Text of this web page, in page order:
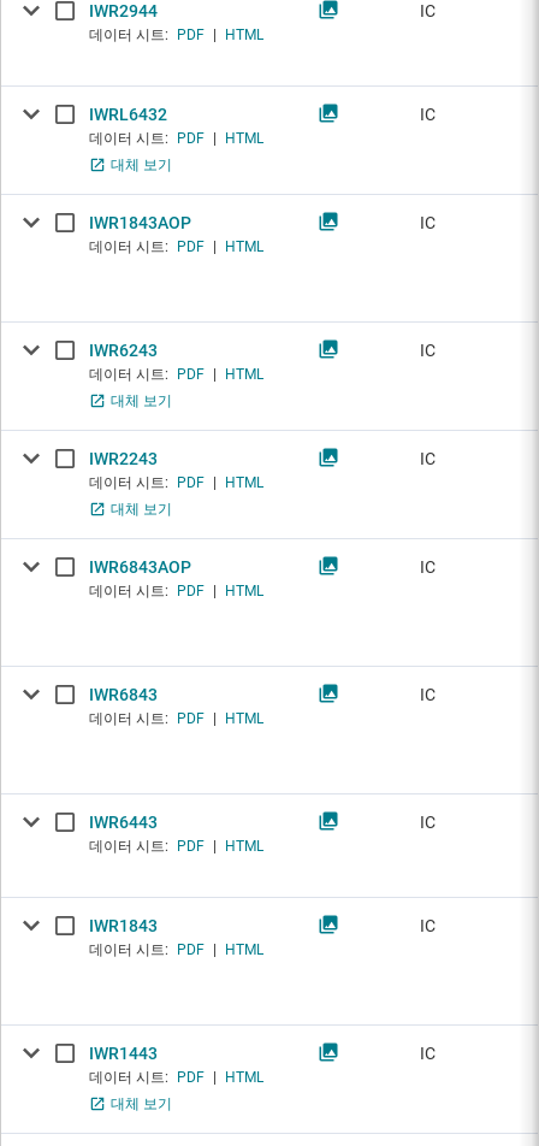
IWR2944
데이터 시트: PDF HTML
IC
IWRL6432
데이터 시트: PDF
HTML
대체 보기
IC
IWR1843AOP
데이터 시트: PDF HTML
IC
IWR6243
데이터 시트: PDF
HTML
대체 보기
IC
IWR2243
데이터 시트: PDF
HTML
대체 보기
IC
IWR6843AOP
데이터 시트: PDF HTML
IC
IWR6843
데이터 시트: PDF HTML
IC
IWR6443
데이터 시트: PDF HTML
IC
IWR1843
데이터 시트: PDF HTML
IC
IWR1443
데이터 시트: PDF
HTML
대체 보기
IC